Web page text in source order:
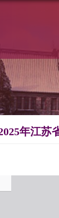
年江苏